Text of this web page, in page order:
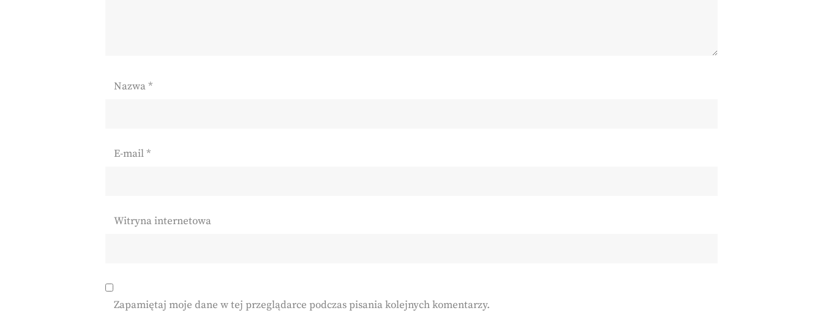
Nazwa*
E-mail*
Witryna internetowa
Zapamiętaj moje dane w tej przeglądarce podczas pisania kolejnych komentarzy.